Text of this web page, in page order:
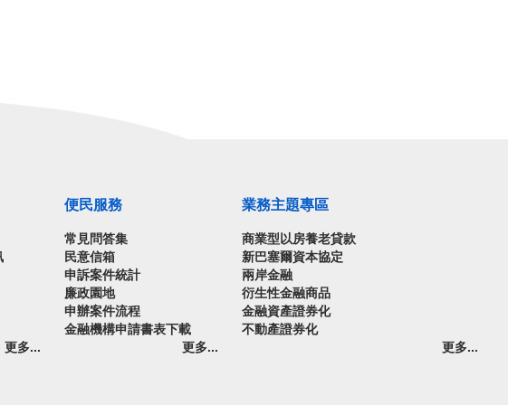
更多...
便民服務
常見問答集
民意信箱
申訴案件統計
廉政園地
申辦案件流程
金融機構申請書表下載
更多...
業務主題專區
商業型以房養老貸款
新巴塞爾資本協定
兩岸金融
衍生性金融商品
金融資產證券化
不動產證券化
更多...